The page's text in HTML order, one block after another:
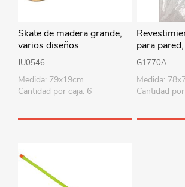
Skate de madera grande,
varios diseños
JU0546
Medida: 79x19cm
Cantidad por caja: 6
para
G1770A
Medida:
Cantidad